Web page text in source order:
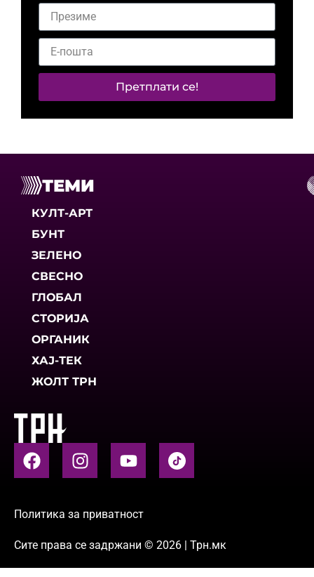
Претплати се!
ТЕМИ
КУЛТ-АРТ
БУНТ
ЗЕЛЕНО
СВЕСНО
ГЛОБАЛ
СТОРИЈА
ОРГАНИК
ХАЈ-ТЕК
ЖОЛТ ТРН
Политика за приватност
Сите права се задржани © 2026 | Трн.мк